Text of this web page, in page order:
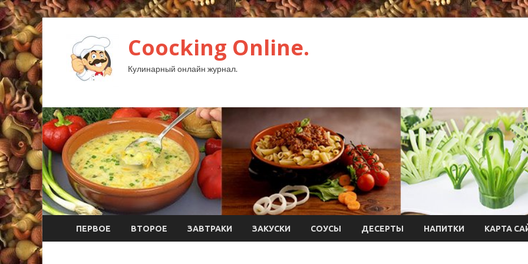
Coocking Online.
Кулинарный онлайн журнал.
ПЕРВОЕ ВТОРОЕ ЗАВТРАКИ ЗАКУСКИ СОУСЫ ДЕСЕРТЫ НАПИТКИ КАРТА